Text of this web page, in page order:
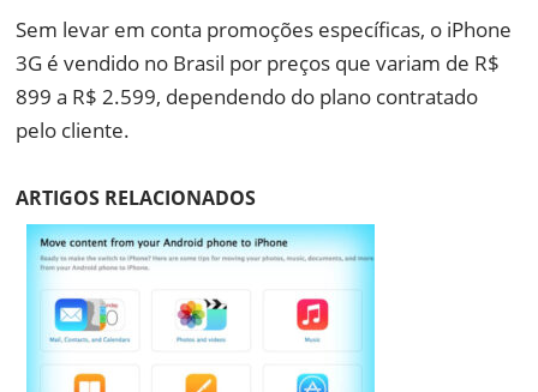
Sem levar em conta promoções específicas, o iPhone
3G é vendido no Brasil por preços que variam de R$
899 a R$ 2.599, dependendo do plano contratado
pelo cliente.
ARTIGOS RELACIONADOS